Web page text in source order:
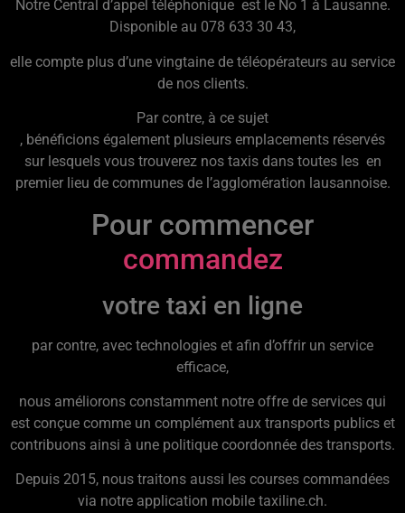
Notre Central d’appel téléphonique est le No 1 à Lausanne.
Disponible au 078 633 30 43,
elle compte plus d’une vingtaine de téléopérateurs au service
de nos clients.
Par contre, à ce sujet
, bénéficions également plusieurs emplacements réservés
sur lesquels vous trouverez nos taxis dans toutes les en
premier lieu de communes de l’agglomération lausannoise.
Pour commencer
commandez
votre taxi en ligne
par contre, avec technologies et afin d’offrir un service
efficace,
nous améliorons constamment notre offre de services qui
est conçue comme un complément aux transports publics et
contribuons ainsi à une politique coordonnée des transports.
Depuis 2015, nous traitons aussi les courses commandées
via notre application mobile taxiline.ch.